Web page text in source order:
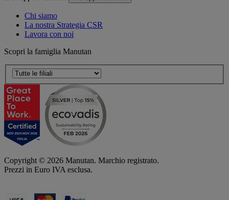
Chi siamo
La nostra Strategia CSR
Lavora con noi
Scopri la famiglia Manutan
Copyright © 2026 Manutan. Marchio registrato.
Prezzi in Euro IVA esclusa.